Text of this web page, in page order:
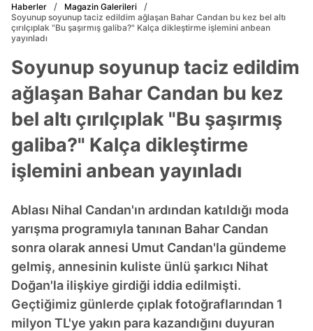
Haberler
Magazin Galerileri
Soyunup soyunup taciz edildim ağlaşan Bahar Candan bu kez bel altı
çırılçıplak "Bu şaşırmış galiba?" Kalça dikleştirme işlemini anbean
yayınladı
Soyunup soyunup taciz edildim
ağlaşan Bahar Candan bu kez
bel altı çırılçıplak "Bu şaşırmış
galiba?" Kalça dikleştirme
işlemini anbean yayınladı
Ablası Nihal Candan'ın ardından katıldığı moda
yarışma programıyla tanınan Bahar Candan
sonra olarak annesi Umut Candan'la gündeme
gelmiş, annesinin kuliste ünlü şarkıcı Nihat
Doğan'la ilişkiye girdiği iddia edilmişti.
Geçtiğimiz günlerde çıplak fotoğraflarından 1
milyon TL'ye yakın para kazandığını duyuran